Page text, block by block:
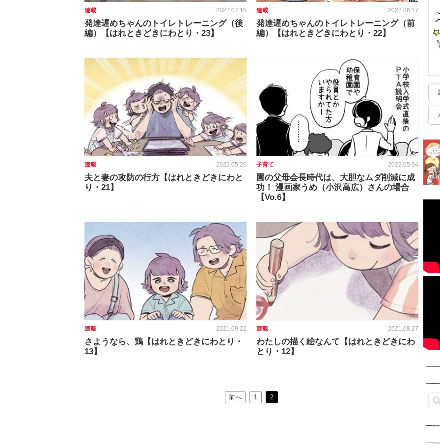
連載 2022.07.15
発達遅めちゃんのトイレトレーニング（後
編）【はれときどきにわとり・23】
連載 2022.06.17
発達遅めちゃんのトイレトレーニング（前
編）【はれときどきにわとり・22】
連載 2022.05.20
夫と妻の攻防の行方【はれときどきにわと
り・21】
子育て 2022.05.04
園の父母会長時代は、大胆なムダ削減に成
功！ 漫画家うめ（小沢高広）さんの場合
【Vo.6】
連載 2021.09.22
さようなら、鶏【はれときどきにわとり・
13】
連載 2021.08.27
わたしの描く絵なんて【はれときどきにわ
とり・12】
前へ 1 2